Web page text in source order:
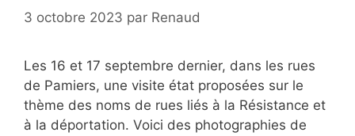
3 octobre 2023 par Renaud
Les 16 et 17 septembre dernier, dans les rues
de Pamiers, une visite état proposées sur le
thème des noms de rues liés à la Résistance et
à la déportation. Voici des photographies de